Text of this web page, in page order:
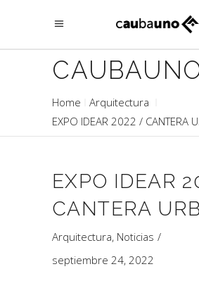
Home
Arquitectura
EXPO IDEAR 2022 / CANTERA
EXPO IDEAR
CANTERA
Arquitectura, Noticias
septiembre 24, 2022